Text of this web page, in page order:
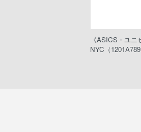
《ASICS・ユニ
NYC（